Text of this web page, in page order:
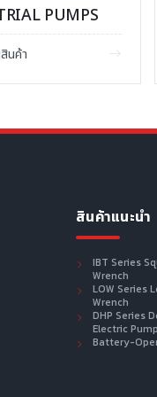
PUMPS
นค้า
สินค้าแนะนำ
IBT Series
Wrench
LOW Series
Wrench
DHP Series
Electric Pump
Battery-